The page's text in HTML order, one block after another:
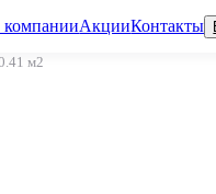
АкцииКонтакты
м2